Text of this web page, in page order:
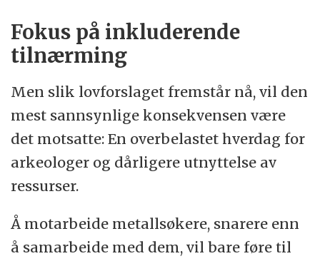
Fokus på inkluderende
tilnærming
Men slik lovforslaget fremstår nå, vil den
mest sannsynlige konsekvensen være
det motsatte: En overbelastet hverdag for
arkeologer og dårligere utnyttelse av
ressurser.
Å motarbeide metallsøkere, snarere enn
å samarbeide med dem, vil bare føre til